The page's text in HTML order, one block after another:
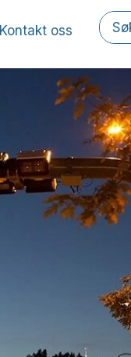
Kontakt oss Søk